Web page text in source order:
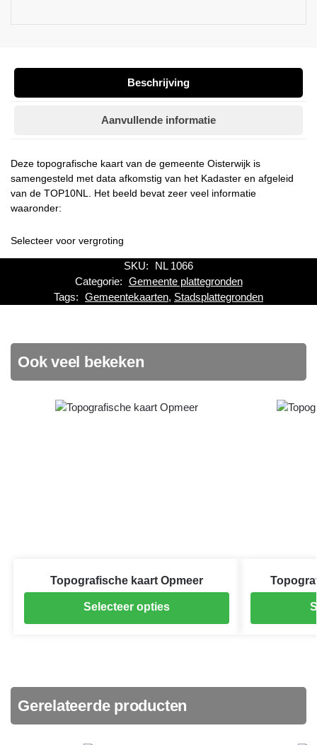
Beschrijving
Aanvullende informatie
Deze topografische kaart van de gemeente Oisterwijk is
samengesteld met data afkomstig van het Kadaster en afgeleid
van de TOP10NL. Het beeld bevat zeer veel informatie
waaronder:
Selecteer voor vergroting
SKU:
NL 1066
Categorie: Gemeente plattegronden
Tags: Gemeentekaarten, Stadsplattegronden
Ook veel bekeken
Topografische kaart Opmeer
Selecteer opties
Gerelateerde producten